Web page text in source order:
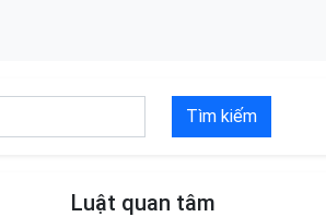
Tìm kiếm
Luật quan tâm